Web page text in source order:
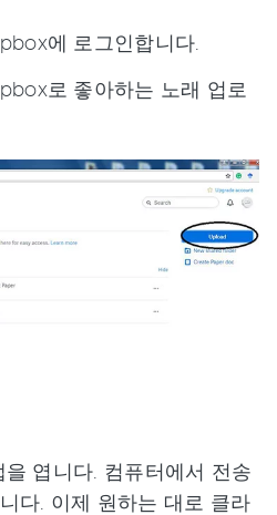
에 로그인합니다.
로 좋아하는 노래 업로
엽니다. 컴퓨터에서 전송
다. 이제 원하는 대로 클라